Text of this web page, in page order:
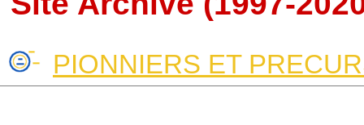
PIONNIERS ET